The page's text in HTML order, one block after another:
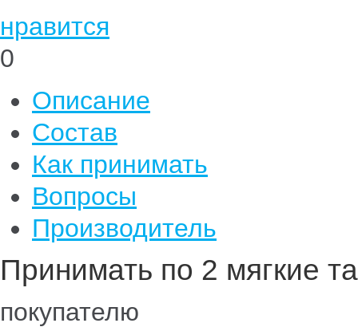
нравится
0
Описание
Состав
Как принимать
Вопросы
Производитель
Принимать по 2 мягкие
покупателю